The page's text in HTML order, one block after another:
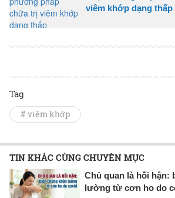
viêm khớp dạng thấp
Tag
# viêm khớp
TIN KHÁC CÙNG CHUYÊN MỤC
Chủ quan là hối hận:
lường từ cơn ho do